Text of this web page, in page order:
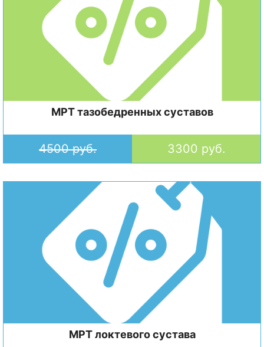
МРТ тазобедренных суставов
4500 руб. 3300 руб.
МРТ локтевого сустава